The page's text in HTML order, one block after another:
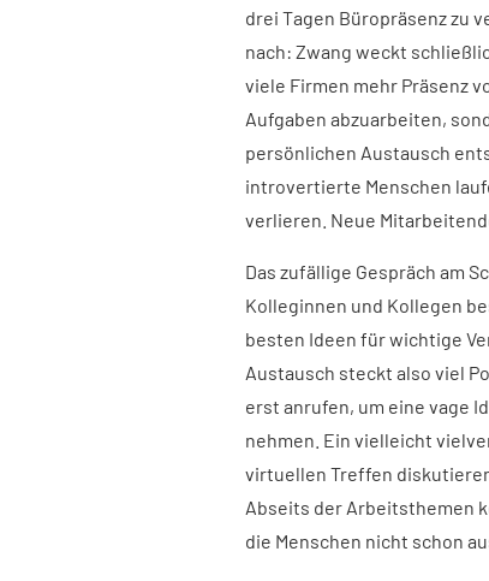
drei Tagen Büropräsenz zu
nach: Zwang weckt
viele Firmen mehr Präsenz
Aufgaben abzuarbeiten,
persönlichen Austausch
introvertierte Menschen
verlieren. Neue
Das zufällige Gespräch am
Kolleginnen und Kollegen
besten Ideen für wichtige
Austausch steckt also viel
erst anrufen, um eine vage
nehmen. Ein vielleicht
virtuellen Treffen
Abseits der Arbeitsthemen
die Menschen nicht schon